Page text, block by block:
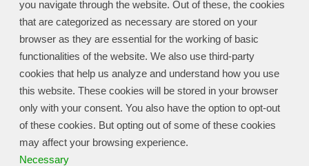
you navigate through the website. Out of these, the cookies
that are categorized as necessary are stored on your
browser as they are essential for the working of basic
functionalities of the website. We also use third-party
cookies that help us analyze and understand how you use
this website. These cookies will be stored in your browser
only with your consent. You also have the option to opt-out
of these cookies. But opting out of some of these cookies
may affect your browsing experience.
Necessary